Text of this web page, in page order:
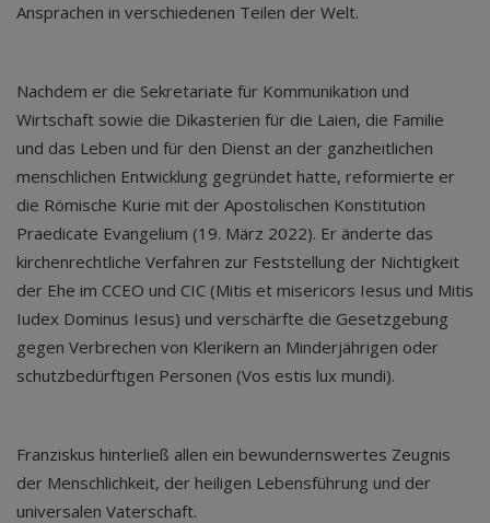
Ansprachen in verschiedenen Teilen der Welt.
Nachdem er die Sekretariate für Kommunikation und
Wirtschaft sowie die Dikasterien für die Laien, die Familie
und das Leben und für den Dienst an der ganzheitlichen
menschlichen Entwicklung gegründet hatte, reformierte er
die Römische Kurie mit der Apostolischen Konstitution
Praedicate Evangelium (19. März 2022). Er änderte das
kirchenrechtliche Verfahren zur Feststellung der Nichtigkeit
der Ehe im CCEO und CIC (Mitis et misericors Iesus und Mitis
Iudex Dominus Iesus) und verschärfte die Gesetzgebung
gegen Verbrechen von Klerikern an Minderjährigen oder
schutzbedürftigen Personen (Vos estis lux mundi).
Franziskus hinterließ allen ein bewundernswertes Zeugnis
der Menschlichkeit, der heiligen Lebensführung und der
universalen Vaterschaft.